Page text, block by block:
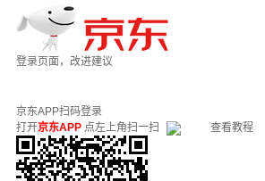
登录页面，改进建议
京东APP扫码登录
打开京东APP 点左上角扫一扫 查看教程